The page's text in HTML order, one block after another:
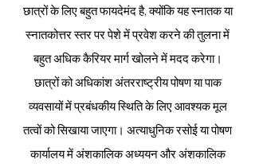
छात्रों के लिए बहुत फायदेमंद है, क्योंकि यह स्नातक या
स्नातकोत्तर स्तर पर पेशे में प्रवेश करने की तुलना में
बहुत अधिक कैरियर मार्ग खोलने में मदद करेगा।
छात्रों को अधिकांश अंतरराष्ट्रीय पोषण या पाक
व्यवसायों में प्रबंधकीय स्थिति के लिए आवश्यक मूल
तत्वों को सिखाया जाएगा। अत्याधुनिक रसोई या पोषण
कार्यालय में अंशकालिक अध्ययन और अंशकालिक